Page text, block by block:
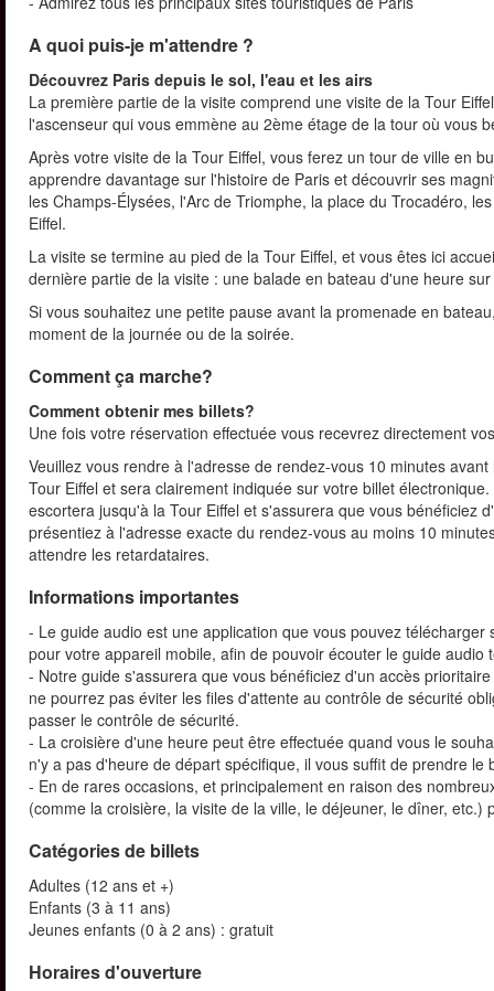
A quoi puis-je m'attendre ?
Découvrez Paris depuis le sol, l'eau et les airs
La première partie de la visite comprend une visite de la Tour
l'ascenseur qui vous emmène au 2ème étage de la tour où vous
Après votre visite de la Tour Eiffel, vous ferez un tour de ville en
apprendre davantage sur l'histoire de Paris et découvrir ses
les Champs-Élysées, l'Arc de Triomphe, la place du Trocadéro,
Eiffel.
La visite se termine au pied de la Tour Eiffel, et vous êtes ici
dernière partie de la visite : une balade en bateau d'une heure
Si vous souhaitez une petite pause avant la promenade en
moment de la journée ou de la soirée.
Comment ça marche?
Comment obtenir mes billets?
Une fois votre réservation effectuée vous recevrez directement
Veuillez vous rendre à l'adresse de rendez-vous 10 minutes
Tour Eiffel et sera clairement indiquée sur votre billet
escortera jusqu'à la Tour Eiffel et s'assurera que vous bénéficiez
présentiez à l'adresse exacte du rendez-vous au moins 10
attendre les retardataires.
Informations importantes
- Le guide audio est une application que vous pouvez
pour votre appareil mobile, afin de pouvoir écouter le guide
- Notre guide s'assurera que vous bénéficiez d'un accès
ne pourrez pas éviter les files d'attente au contrôle de sécurité
passer le contrôle de sécurité.
- La croisière d'une heure peut être effectuée quand vous le
n'y a pas d'heure de départ spécifique, il vous suffit de prendre
- En de rares occasions, et principalement en raison des
(comme la croisière, la visite de la ville, le déjeuner, le dîner,
Catégories de billets
Adultes (12 ans et +)
Enfants (3 à 11 ans)
Jeunes enfants (0 à 2 ans) : gratuit
Horaires d'ouverture